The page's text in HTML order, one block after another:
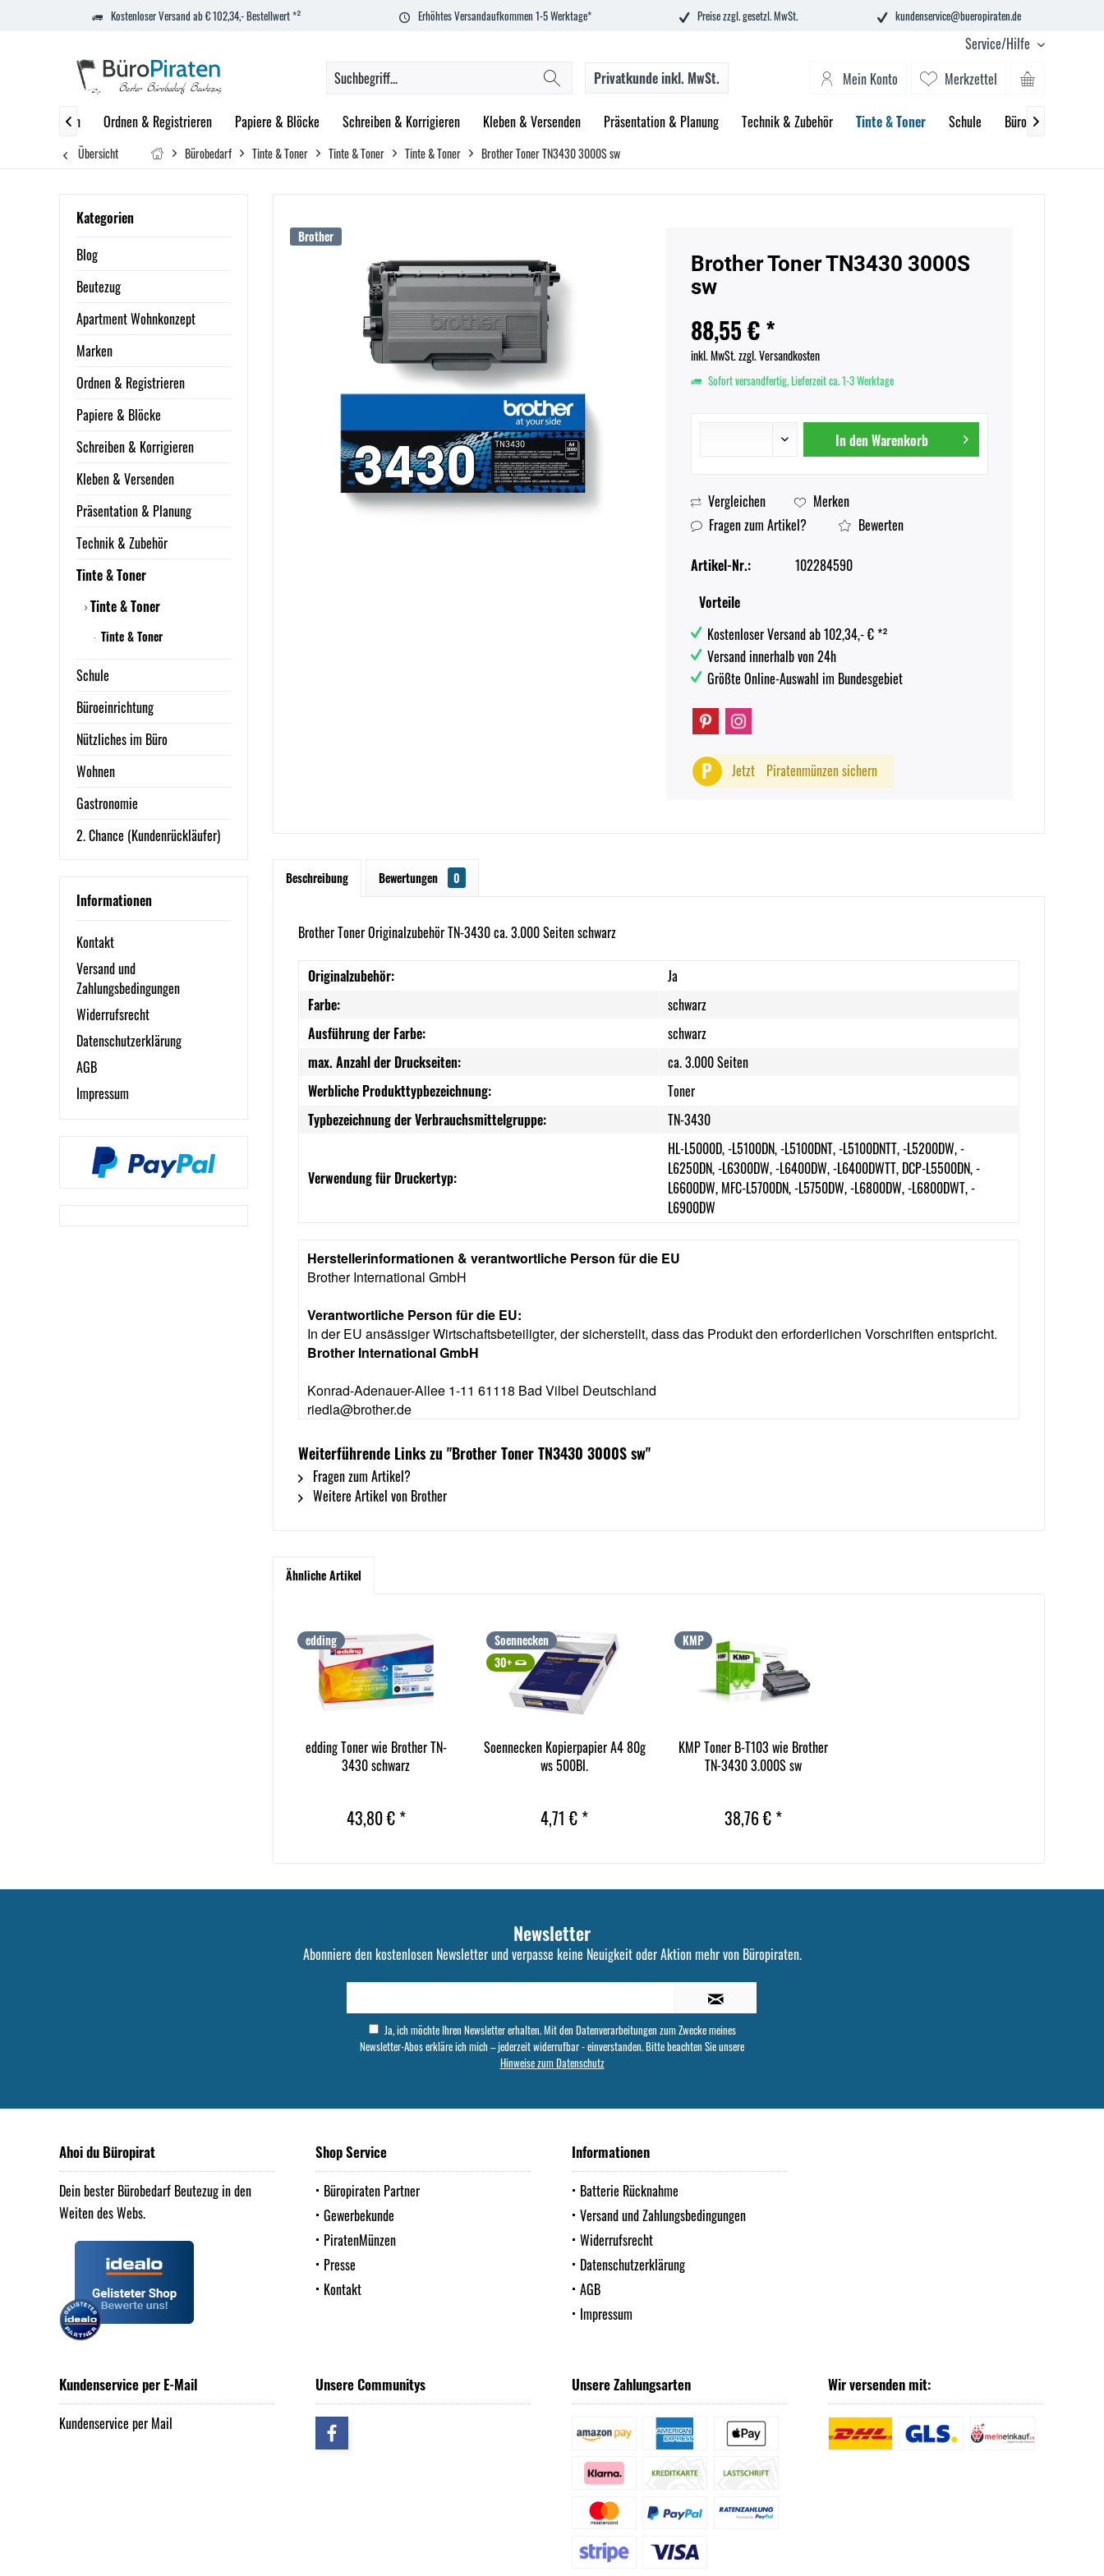
Kostenloser Versand ab € 102,34,- Bestellwert *² Erhöhtes Versandaufkommen 1-5 Werktage* Preise zzgl. gesetzl. MwSt. kundenservice@bueropiraten.de
Service/Hilfe
Merkzettel
Mein Konto
Privatkundeinkl. MwSt.
Marken Ordnen & Registrieren Papiere & Blöcke Schreiben & Korrigieren Kleben & Versenden Präsentation & Planung Technik & Zubehör Tinte & Toner Schule Büroeinrichtung
 
Übersicht Bürobedarf Tinte & Toner Tinte & Toner Tinte & Toner Brother Toner TN3430 3000S sw
Kategorien
Blog
Beutezug
Apartment Wohnkonzept
Marken
Ordnen & Registrieren
Papiere & Blöcke
Schreiben & Korrigieren
Kleben & Versenden
Präsentation & Planung
Technik & Zubehör
Tinte & Toner
Tinte & Toner
Tinte & Toner
Schule
Büroeinrichtung
Nützliches im Büro
Wohnen
Gastronomie
2. Chance (Kundenrückläufer)
Informationen
Kontakt
Versand und
Zahlungsbedingungen
Widerrufsrecht
Datenschutzerklärung
AGB
Impressum
Brother
Brother Toner TN3430 3000S
sw
88,55 € *
inkl. MwSt.zzgl. Versandkosten
Sofort versandfertig, Lieferzeit ca. 1-3 Werktage
In denWarenkorb
Vergleichen
Merken
Fragen zum Artikel?
Bewerten
Artikel-Nr.:
102284590
Vorteile
Kostenloser Versand ab 102,34,- € *²
Versand innerhalb von 24h
Größte Online-Auswahl im Bundesgebiet
P Jetzt Piratenmünzen sichern
Beschreibung Bewertungen 0
Brother Toner Originalzubehör TN-3430 ca. 3.000 Seiten schwarz
Originalzubehör:
Ja
Farbe:
schwarz
Ausführung der Farbe:
schwarz
max. Anzahl der Druckseiten:
ca. 3.000 Seiten
Werbliche Produkttypbezeichnung:
Toner
Typbezeichnung der Verbrauchsmittelgruppe:
TN-3430
Verwendung für Druckertyp:
HL-L5000D, -L5100DN, -L5100DNT, -L5100DNTT, -L5200DW, -
L6250DN, -L6300DW, -L6400DW, -L6400DWTT, DCP-L5500DN, -
L6600DW, MFC-L5700DN, -L5750DW, -L6800DW, -L6800DWT, -
L6900DW
Herstellerinformationen & verantwortliche Person für die EU
Brother International GmbH
Verantwortliche Person für die EU:
In der EU ansässiger Wirtschaftsbeteiligter, der sicherstellt, dass das Produkt den erforderlichen Vorschriften entspricht.
Brother International GmbH
Konrad-Adenauer-Allee 1-11 61118 Bad Vilbel Deutschland
riedla@brother.de
Weiterführende Links zu "Brother Toner TN3430 3000S sw"
Fragen zum Artikel?
Weitere Artikel von Brother
Ähnliche Artikel
edding
edding Toner wie Brother TN-
3430 schwarz
43,80 € *
Soennecken
30+
Soennecken Kopierpapier A4 80g
ws 500Bl.
4,71 € *
KMP
KMP Toner B-T103 wie Brother
TN-3430 3.000S sw
38,76 € *
Newsletter
Abonniere den kostenlosen Newsletter und verpasse keine Neuigkeit oder Aktion mehr von Büropiraten.
Ja, ich möchte Ihren Newsletter erhalten. Mit den Datenverarbeitungen zum Zwecke meines
Newsletter-Abos erkläre ich mich – jederzeit widerrufbar - einverstanden. Bitte beachten Sie unsere
Hinweise zum Datenschutz
Ahoi du Büropirat
Dein bester Bürobedarf Beutezug in den
Weiten des Webs.
Shop Service
Büropiraten Partner
Gewerbekunde
PiratenMünzen
Presse
Kontakt
Informationen
Batterie Rücknahme
Versand und Zahlungsbedingungen
Widerrufsrecht
Datenschutzerklärung
AGB
Impressum
Kundenservice per E-Mail
Kundenservice per Mail
Unsere Communitys Unsere Zahlungsarten Wir versenden mit: